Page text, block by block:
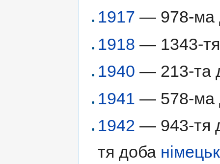
1917 — 978-ма
1918 — 1343-тя
1940 — 213-та
1941 — 578-ма
1942 — 943-тя
тя доба